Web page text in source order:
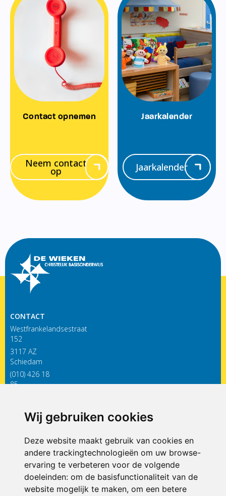
Wij gebruiken cookies
Deze website maakt gebruik van cookies en
andere trackingtechnologieën om uw browse-
ervaring te verbeteren voor de volgende
doeleinden: om de basisfunctionaliteit van de
website mogelijk te maken, om een betere
Contact opnemen
Neem contact
op
Jaarkalender
Jaarkalender
CONTACT
Westfrankelandsestraat
152
3117 AZ
Schiedam
(010) 426 18
85
ONDERDEEL VAN